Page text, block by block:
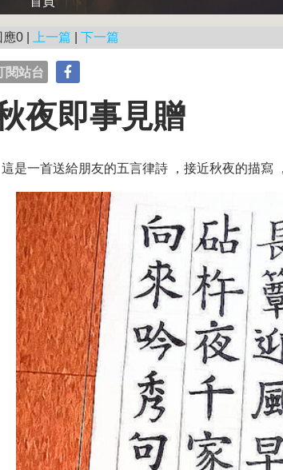
0 | 上一篇 下一篇
閱站台
夜即事見贈
這是一首送給朋友的五言律詩 ，接近秋夜的描寫